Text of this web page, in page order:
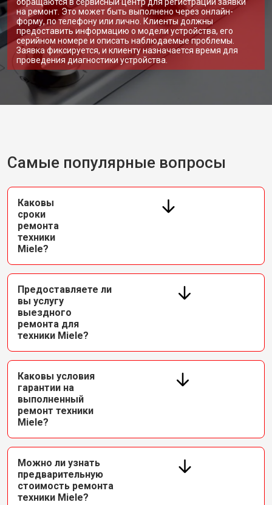
на ремонт. Это может быть выполнено через онлайн-
форму, по телефону или лично. Клиенты должны
предоставить информацию о модели устройства, его
серийном номере и описать наблюдаемые проблемы.
Заявка фиксируется, и клиенту назначается время для
проведения диагностики устройства.
Самые популярные вопросы
Каковы
сроки
ремонта
техники
Miele?
Предоставляете ли
вы услугу
выездного
ремонта для
техники Miele?
Каковы условия
гарантии на
выполненный
ремонт техники
Miele?
Можно ли узнать
предварительную
стоимость ремонта
техники Miele?